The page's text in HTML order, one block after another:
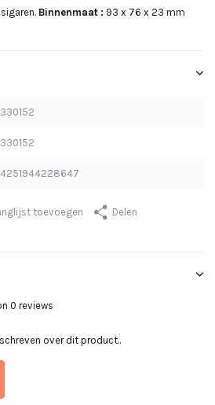
Binnenmaat : 93 x 76 x 23 mm
330152
330152
4251944228647
toevoegen Delen
0 reviews
over dit product..